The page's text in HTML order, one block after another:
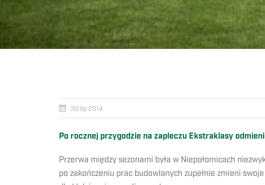
30 lip 2014
Po rocznej przygodzie na zapleczu Ekstraklasy
Przerwa między sezonami była w Niepołomicach
po zakończeniu prac budowlanych zupełnie zmieni